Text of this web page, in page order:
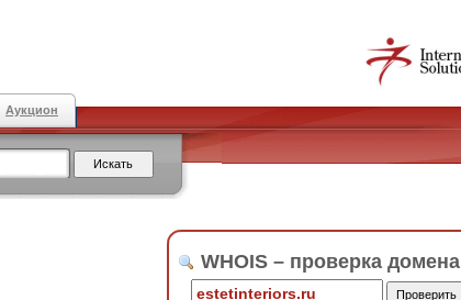
Аукцион
WHOIS – проверка домена